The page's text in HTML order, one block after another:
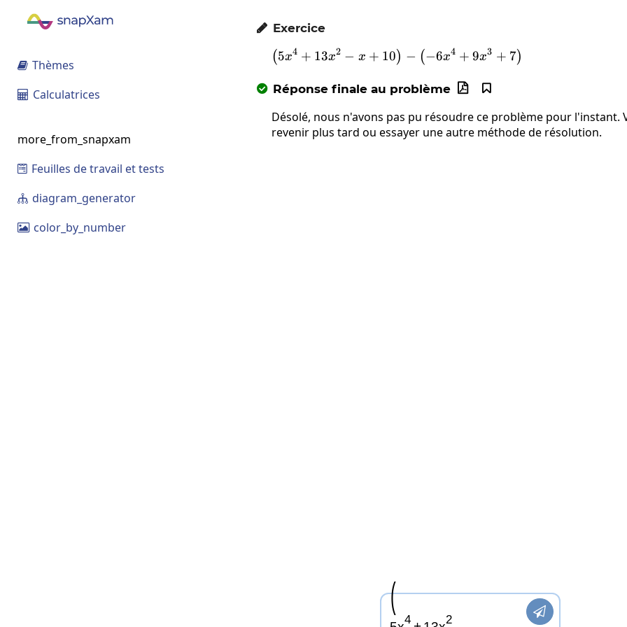
 Thèmes
 Calculatrices
more_from_snapxam
 Feuilles de travail et tests
 diagram_generator
 color_by_number
 Exercice
\left(5x^4+13x^2-x+10\right)-\left(-
(5x4 + 13x2 − x + 10) − (−6x4 + 9x3 + 7)
 Réponse finale au problème 

Désolé, nous n'avons pas pu résoudre ce problème pour l'instant.
revenir plus tard ou essayer une autre méthode de résolution.
(
4 2
